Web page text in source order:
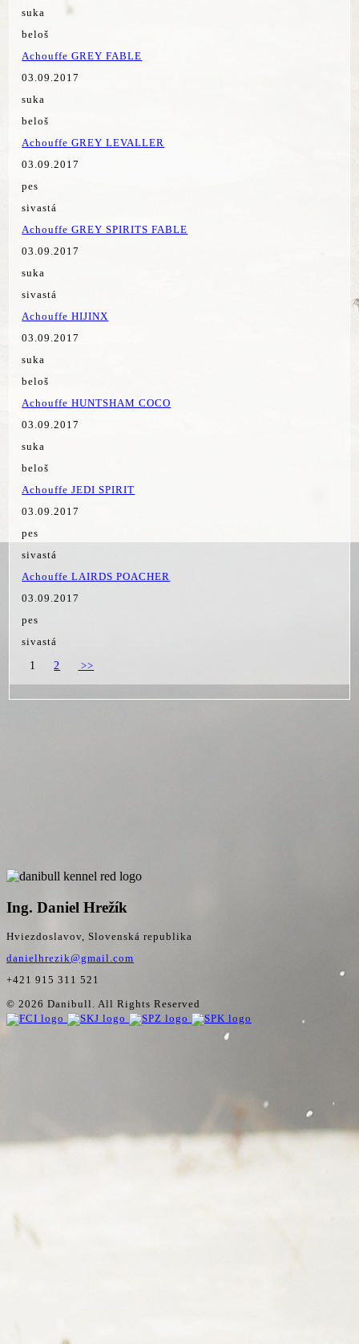
suka
beloš
Achouffe GREY FABLE
03.09.2017
suka
beloš
Achouffe GREY LEVALLER
03.09.2017
pes
sivastá
Achouffe GREY SPIRITS FABLE
03.09.2017
suka
sivastá
Achouffe HIJINX
03.09.2017
suka
beloš
Achouffe HUNTSHAM COCO
03.09.2017
suka
beloš
Achouffe JEDI SPIRIT
03.09.2017
pes
sivastá
Achouffe LAIRDS POACHER
03.09.2017
pes
sivastá
1
2 >>
Ing. Daniel Hrežík
Hviezdoslavov, Slovenská republika
danielhrezik@gmail.com
+421 915 311 521
© 2026 Danibull. All Rights Reserved